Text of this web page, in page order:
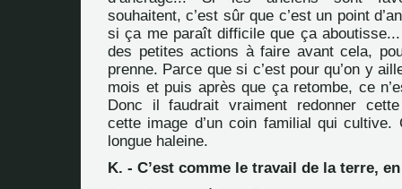
souhaitent, c’est sûr que c’est un point
si ça me paraît difficile que ça
des petites actions à faire avant cela,
prenne. Parce que si c’est pour qu’on y
mois et puis après que ça retombe, ce
Donc il faudrait vraiment redonner
cette image d’un coin familial qui cultive.
longue haleine.
K. - C’est comme le travail de la terre,